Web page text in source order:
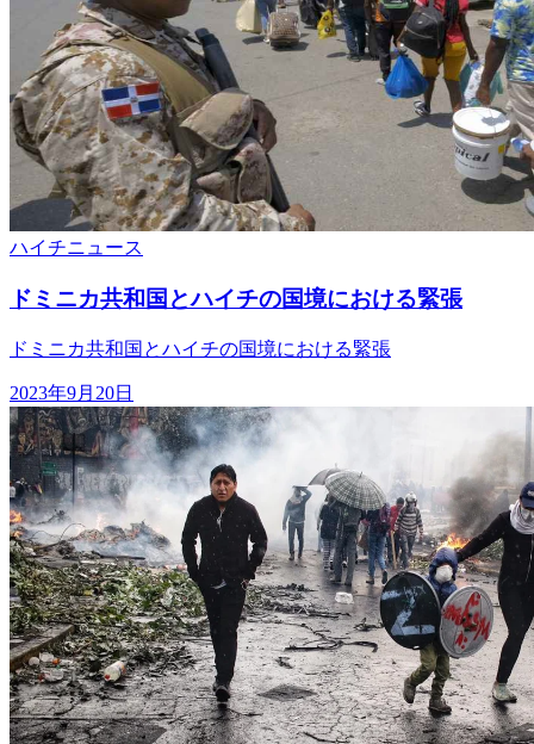
ハイチニュース
ドミニカ共和国とハイチの国境における緊張
ドミニカ共和国とハイチの国境における緊張
2023年9月20日